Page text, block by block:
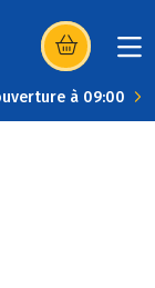
(s’ouvre dans
à 09:00